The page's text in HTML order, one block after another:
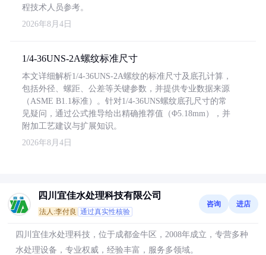
程技术人员参考。
2026年8月4日
1/4-36UNS-2A螺纹标准尺寸
本文详细解析1/4-36UNS-2A螺纹的标准尺寸及底孔计算，
包括外径、螺距、公差等关键参数，并提供专业数据来源
（ASME B1.1标准）。针对1/4-36UNS螺纹底孔尺寸的常
见疑问，通过公式推导给出精确推荐值（Φ5.18mm），并
附加工艺建议与扩展知识。
2026年8月4日
四川宜佳水处理科技有限公司
法人:李付良 通过真实性核验
咨询 进店
四川宜佳水处理科技，位于成都金牛区，2008年成立，专营多种
水处理设备，专业权威，经验丰富，服务多领域。